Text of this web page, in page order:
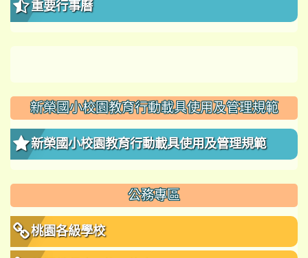
重要行事曆
新榮國小校園教育行動載具使用及管理規範
新榮國小校園教育行動載具使用及管理規範
公務專區
桃園各級學校